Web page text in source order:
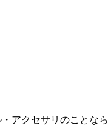
アクセサリのことなら